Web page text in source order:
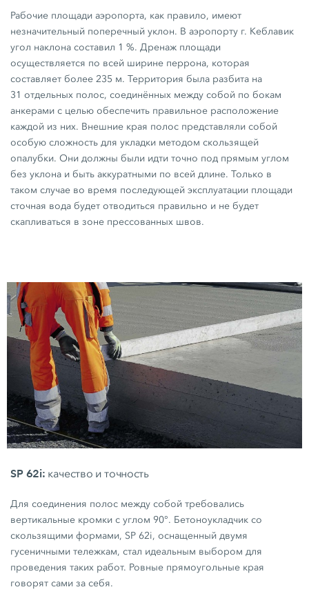
Рабочие площади аэропорта, как правило, имеют
незначительный поперечный уклон. В аэропорту г. Кеблавик
угол наклона составил 1 %. Дренаж площади
осуществляется по всей ширине перрона, которая
составляет более235 м. Территория была разбита на
31 отдельных полос, соединённых между собой по бокам
анкерами с целью обеспечить правильное расположение
каждой из них. Внешние края полос представляли собой
особую сложность для укладки методом скользящей
опалубки. Они должны были идти точно под прямым углом
без уклона и быть аккуратными по всей длине. Только в
таком случае во время последующей эксплуатации площади
сточная вода будет отводиться правильно и не будет
скапливаться в зоне прессованных швов.
SP 62i: качество и точность
Для соединения полос между собой требовались
вертикальные кромки с углом 90°. Бетоноукладчик со
скользящими формами, SP 62i,оснащенный двумя
гусеничными тележкам, стал идеальным выбором для
проведения таких работ. Ровные прямоугольные края
говорят сами за себя.